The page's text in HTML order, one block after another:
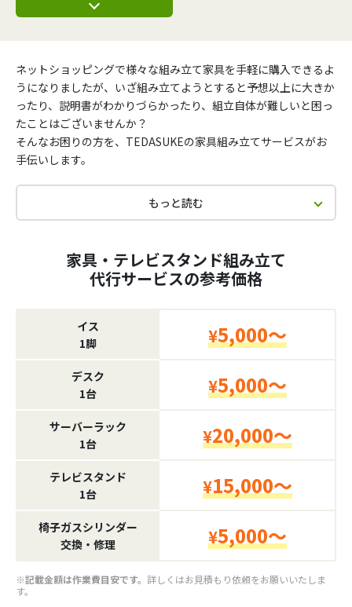
ネットショッピングで様々な組み立て家具を手軽に購入できるよ
うになりましたが、いざ組み立てようとすると予想以上に大きか
ったり、説明書がわかりづらかったり、組立自体が難しいと困っ
たことはございませんか？
そんなお困りの方を、TEDASUKEの家具組み立てサービスがお
手伝いします。
もっと読む
家具・テレビスタンド組み立て
代行サービスの参考価格
イス
1脚
¥5,000～
デスク
1台
¥5,000～
サーバーラック
1台
¥20,000～
テレビスタンド
1台
¥15,000～
椅子ガスシリンダー
交換・修理
¥5,000～
※記載金額は作業費目安です。 詳しくはお見積もり依頼をお願いいたしま
す。